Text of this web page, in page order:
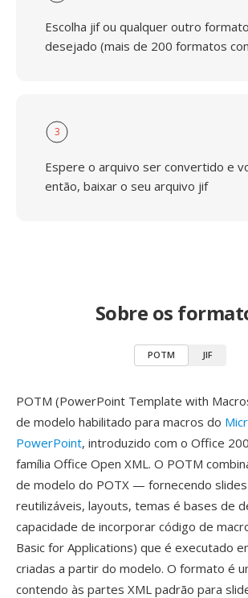
Escolha jif ou qualquer outro
desejado (mais de 200 formatos
3
Espere o arquivo ser convertido e
então, baixar o seu arquivo jif
Sobre os
POTM JIF
POTM (PowerPoint Template with
de modelo habilitado para macros do
PowerPoint, introduzido com o Office
família Office Open XML. O POTM
de modelo do POTX — fornecendo
reutilizáveis, layouts, temas é bases de
capacidade de incorporar código de
Basic for Applications) que é executado
criadas a partir do modelo. O formato é
contendo às partes XML padrão para